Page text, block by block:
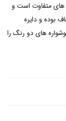
های متفاوت است و
نگین های شفاف بوده و دایره
های دو رنگ را